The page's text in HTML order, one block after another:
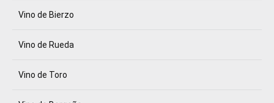
Vino de Bierzo
Vino de Rueda
Vino de Toro